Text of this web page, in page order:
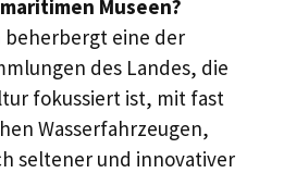
Museen?
beherbergt eine der
des Landes, die
fokussiert ist, mit fast
Wasserfahrzeugen,
seltener und innovativer